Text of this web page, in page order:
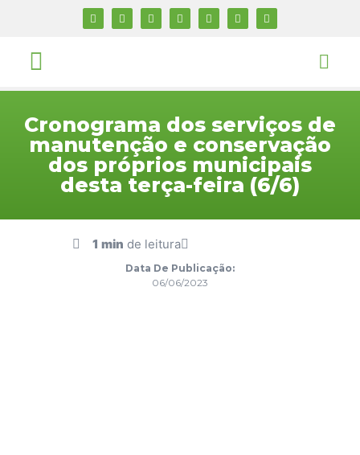
Cronograma dos serviços de
manutenção e conservação
dos próprios municipais
desta terça-feira (6/6)
1 min de leitura
Data De Publicação:
06/06/2023